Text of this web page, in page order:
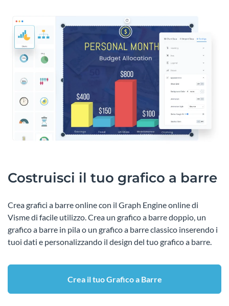
Costruisci il tuo grafico a barre
Crea grafici a barre online con il Graph Engine online di
Visme di facile utilizzo. Crea un grafico a barre doppio, un
grafico a barre in pila o un grafico a barre classico inserendo i
tuoi dati e personalizzando il design del tuo grafico a barre.
Crea il tuo Grafico a Barre